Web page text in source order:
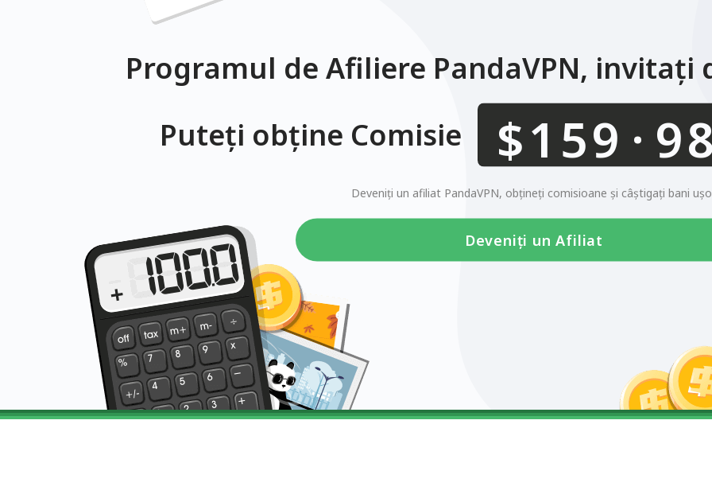
Programul de Afiliere PandaVPN, invitați
Puteți obține Comisie
$
0123456789 .
Deveniți un afiliat PandaVPN, obțineți comisioane și câștigați bani
Deveniți un Afiliat